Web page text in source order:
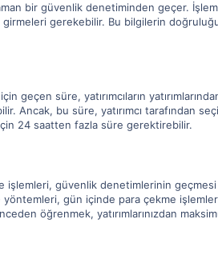
bir güvenlik denetiminden geçer.
girmeleri gerekebilir. Bu bilgilerin
süre, yatırımcıların
Ancak, bu süre, yatırımcı tarafından
24 saatten fazla süre gerektirebilir.
işlemleri, güvenlik denetimlerinin
yöntemleri, gün içinde para çekme
öğrenmek, yatırımlarınızdan